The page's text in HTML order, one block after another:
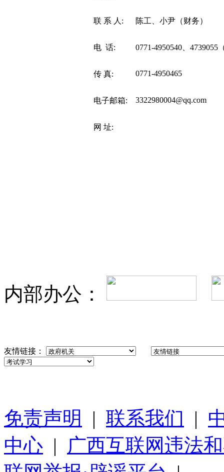
联 系 人: 陈工、小尹（财务）
电 话: 0771-4950540、4739055
传 真: 0771-4950465
电子邮箱: 3322980004@qq.com
网 址:
内部办公：
友情链接：
免责声明 | 联系我们 |
中心 |
广西互联网违法